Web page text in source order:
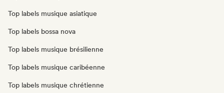
Top labels musique asiatique
Top labels bossa nova
Top labels musique brésilienne
Top labels musique caribéenne
Top labels musique chrétienne